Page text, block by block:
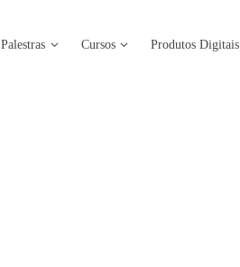
Palestras Cursos Produtos Digitais